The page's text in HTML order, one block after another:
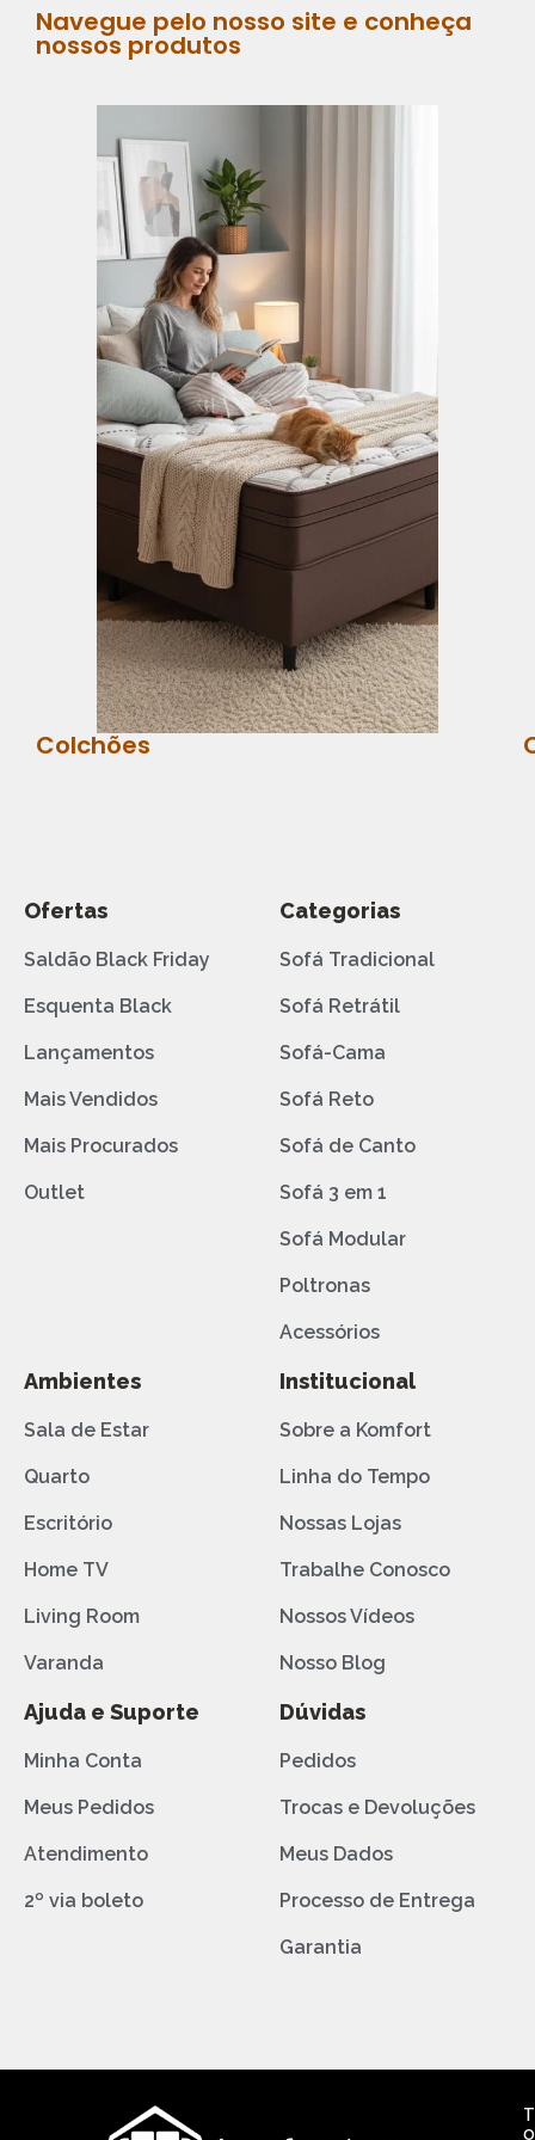
Navegue pelo nosso site e conheça
nossos produtos
Colchões
Ofertas
Saldão Black Friday
Esquenta Black
Lançamentos
Mais Vendidos
Mais Procurados
Outlet
Categorias
Sofá Tradicional
Sofá Retrátil
Sofá-Cama
Sofá Reto
Sofá de Canto
Sofá 3 em 1
Sofá Modular
Poltronas
Acessórios
Ambientes
Sala de Estar
Quarto
Escritório
Home TV
Living Room
Varanda
Institucional
Sobre a Komfort
Linha do Tempo
Nossas Lojas
Trabalhe Conosco
Nossos Vídeos
Nosso Blog
Ajuda e Suporte
Minha Conta
Meus Pedidos
Atendimento
2º via boleto
Dúvidas
Pedidos
Trocas e Devoluções
Meus Dados
Processo de Entrega
Garantia